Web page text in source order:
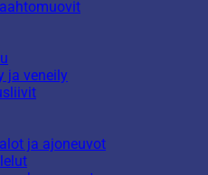
ja veneily
ja ajoneuvot